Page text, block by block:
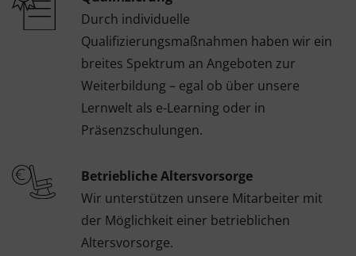
Durch individuelle
Qualifizierungsmaßnahmen haben wir ein
breites Spektrum an Angeboten zur
Weiterbildung – egal ob über unsere
Lernwelt als e-Learning oder in
Präsenzschulungen.
Betriebliche Altersvorsorge
Wir unterstützen unsere Mitarbeiter mit
der Möglichkeit einer betrieblichen
Altersvorsorge.